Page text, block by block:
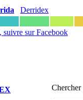
Derridex
, suivre sur Facebook